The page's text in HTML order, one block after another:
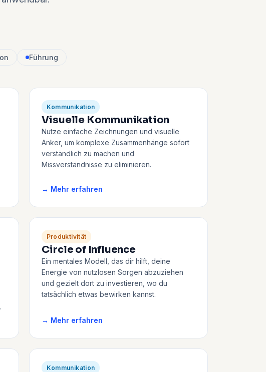
Führung
Kommunikation
Visuelle Kommunikation
Nutze einfache Zeichnungen und visuelle
Anker, um komplexe Zusammenhänge sofort
verständlich zu machen und
Missverständnisse zu eliminieren.
→ Mehr erfahren
Produktivität
Circle of Influence
Ein mentales Modell, das dir hilft, deine
Energie von nutzlosen Sorgen abzuziehen
und gezielt dort zu investieren, wo du
tatsächlich etwas bewirken kannst.
→ Mehr erfahren
Kommunikation